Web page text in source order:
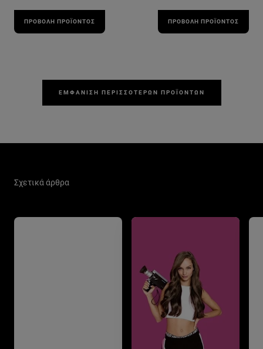
ΠΡΟΒΟΛΉ ΠΡΟΪΌΝΤΟΣ ΠΡΟΒΟΛΉ ΠΡΟΪΌΝΤΟΣ
ΕΜΦΆΝΙΣΗ ΠΕΡΙΣΣΌΤΕΡΩΝ ΠΡΟΪΌΝΤΩΝ
Σχετικά άρθρα